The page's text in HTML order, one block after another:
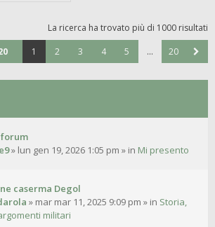
La ricerca ha trovato più di 1000 risultati
1 2 3 4 5 … 20
forum
» lun gen 19, 2026 1:05 pm » in Mi presento
caserma Degol
» mar mar 11, 2025 9:09 pm » in Storia,
militari